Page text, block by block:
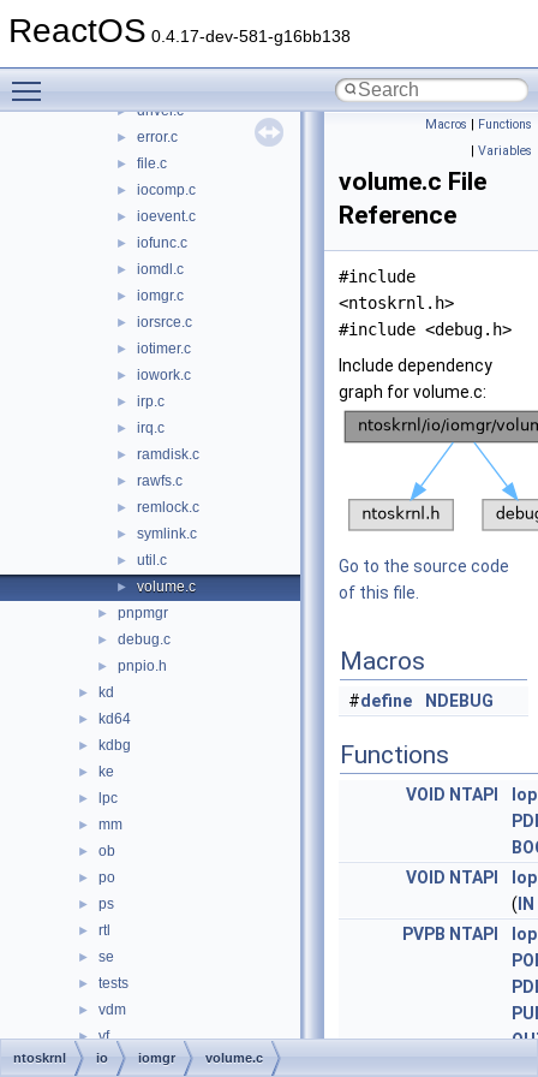
ReactOS 0.4.17-dev-581-g16bb138
► controller.c
► driver.c
► error.c
► file.c
► iocomp.c
► ioevent.c
► iofunc.c
► iomdl.c
► iomgr.c
► iorsrce.c
► iotimer.c
► iowork.c
► irp.c
► irq.c
► ramdisk.c
► rawfs.c
► remlock.c
► symlink.c
► util.c
► volume.c
► pnpmgr
► debug.c
► pnpio.h
► kd
► kd64
► kdbg
► ke
► lpc
► mm
► ob
► po
► ps
► rtl
► se
► tests
► vdm
► vf
► wmi
Macros | Functions
| Variables
volume.c File
Reference
#include
<ntoskrnl.h>
#include <debug.h>
Include dependency
graph for volume.c:
Go to the source code
of this file.
Macros
#define NDEBUG
Functions
VOID NTAPI
VOID NTAPI
( IN
PVPB NTAPI
ntoskrnl io iomgr volume.c